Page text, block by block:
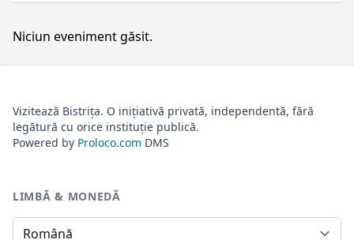
Niciun eveniment găsit.
Vizitează Bistrița. O inițiativă privată, independentă, fără
legătură cu orice instituție publică.
Powered by Proloco.com DMS
LIMBĂ & MONEDĂ
Limbă